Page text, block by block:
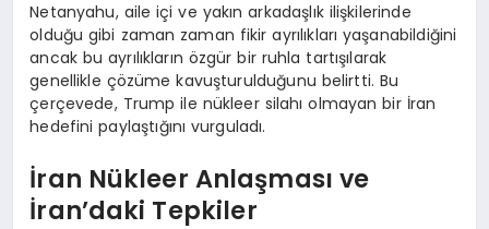
Netanyahu, aile içi ve yakın arkadaşlık ilişkilerinde
olduğu gibi zaman zaman fikir ayrılıkları yaşanabildiğini
ancak bu ayrılıkların özgür bir ruhla tartışılarak
genellikle çözüme kavuşturulduğunu belirtti. Bu
çerçevede, Trump ile nükleer silahı olmayan bir İran
hedefini paylaştığını vurguladı.
İran Nükleer Anlaşması ve
İran’daki Tepkiler